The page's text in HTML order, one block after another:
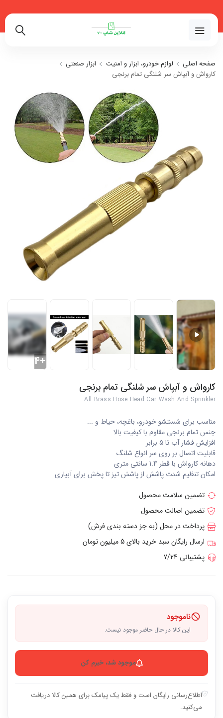
صفحه اصلی لوازم خودرو، ابزار و امنیت
ابزار صنعتی
کارواش و آبپاش سر شلنگی تمام برنجی
+4
کارواش و آبپاش سر شلنگی تمام برنجی
All Brass Hose Head Car Wash And Sprinkler
مناسب برای شستشو خودرو، باغچه، حیاط و ...
جنس تمام برنجی مقاوم با کیفیت بالا
افزایش فشار آب تا 5 برابر
قابلیت اتصال بر روی سر انواع شلنگ
دهانه کارواش با قطر 1.4 سانتی متری
امکان تنظیم شدت پاشش از پاشش تیز تا پخش برای آبیاری
تضمین سلامت محصول
تضمین اصالت محصول
پرداخت در محل (به جز دسته بندی فرش)
ارسال رایگان سبد خرید بالای 5 میلیون تومان
پشتیبانی 7/24
ناموجود
این کالا در حال حاضر موجود نیست.
موجود شد، خبرم کن
اطلاع‌رسانی رایگان است و فقط یک پیامک برای همین کالا دریافت
می‌کنید.